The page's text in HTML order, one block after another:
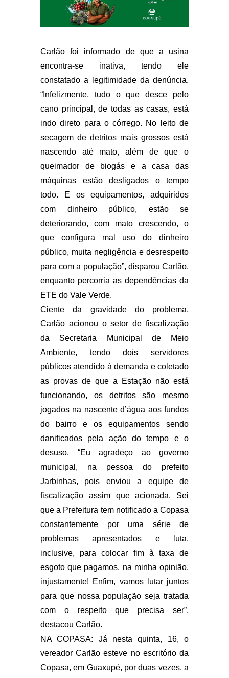
Carlão foi informado de que a usina
encontra-se inativa, tendo ele
constatado a legitimidade da denúncia.
“Infelizmente, tudo o que desce pelo
cano principal, de todas as casas, está
indo direto para o córrego. No leito de
secagem de detritos mais grossos está
nascendo até mato, além de que o
queimador de biogás e a casa das
máquinas estão desligados o tempo
todo. E os equipamentos, adquiridos
com dinheiro público, estão se
deteriorando, com mato crescendo, o
que configura mal uso do dinheiro
público, muita negligência e desrespeito
para com a população”, disparou Carlão,
enquanto percorria as dependências da
ETE do Vale Verde.
Ciente da gravidade do problema,
Carlão acionou o setor de fiscalização
da Secretaria Municipal de Meio
Ambiente, tendo dois servidores
públicos atendido à demanda e coletado
as provas de que a Estação não está
funcionando, os detritos são mesmo
jogados na nascente d’água aos fundos
do bairro e os equipamentos sendo
danificados pela ação do tempo e o
desuso. “Eu agradeço ao governo
municipal, na pessoa do prefeito
Jarbinhas, pois enviou a equipe de
fiscalização assim que acionada. Sei
que a Prefeitura tem notificado a Copasa
constantemente por uma série de
problemas apresentados e luta,
inclusive, para colocar fim à taxa de
esgoto que pagamos, na minha opinião,
injustamente! Enfim, vamos lutar juntos
para que nossa população seja tratada
com o respeito que precisa ser”,
destacou Carlão.
NA COPASA: Já nesta quinta, 16, o
vereador Carlão esteve no escritório da
Copasa, em Guaxupé, por duas vezes, a